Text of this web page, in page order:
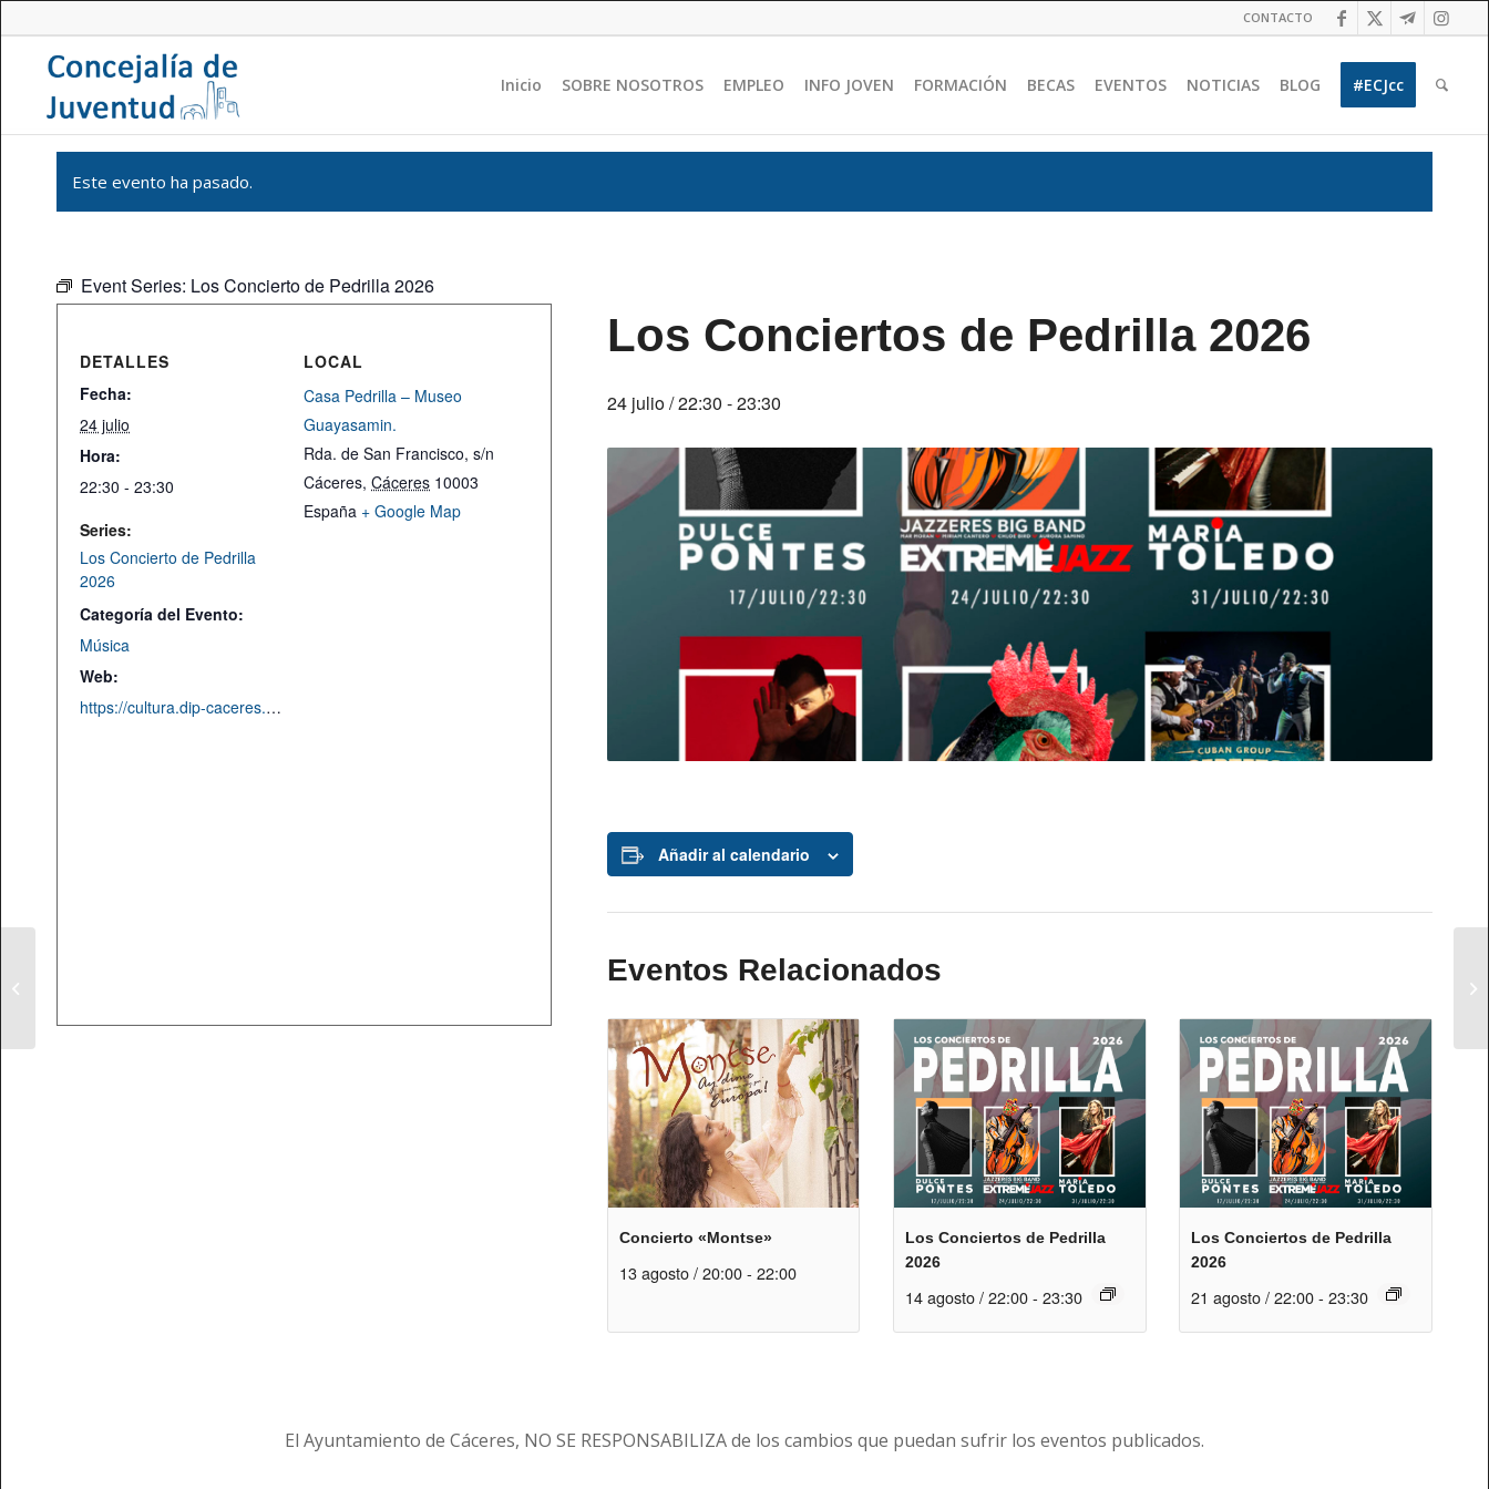
CONTACTO
Inicio SOBRE NOSOTROS EMPLEO INFO JOVEN FORMACIÓN BECAS EVENTOS NOTICIAS BLOG #ECJcc
Este evento ha pasado.
Event Series: Los Concierto de Pedrilla 2026
Los Conciertos de Pedrilla 2026
24 julio / 22:30 -23:30
Añadir al calendario
Eventos Relacionados
Concierto «Montse»
13 agosto / 20:00- 22:00
Los Conciertos de Pedrilla
2026
14 agosto / 22:00- 23:30
Los Conciertos de Pedrilla
2026
21 agosto / 22:00 - 23:30
DETALLES
Fecha:
24 julio
Hora:
22:30 - 23:30
Series:
Los Concierto de Pedrilla
2026
Categoría del Evento:
Música
Web:
https://cultura.dip-caceres.es/conciertos-pedrilla-2026/
LOCAL
Casa Pedrilla – Museo
Guayasamin.
Rda. de San Francisco, s/n
Cáceres, Cáceres 10003
España + Google Map
El Ayuntamiento de Cáceres, NO SE RESPONSABILIZA de los cambios que puedan sufrir los eventos publicados.
2026